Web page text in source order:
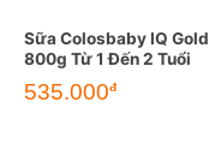
Sữa Colosbaby IQ Gold
800g Từ 1 Đến 2 Tuổi
535.000đ